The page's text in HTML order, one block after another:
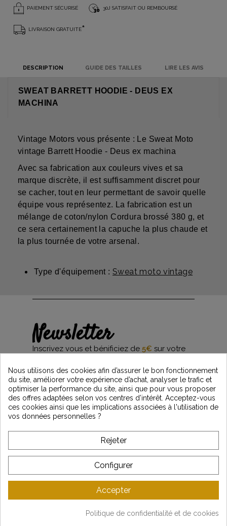
PAIEMENT SÉCURISÉ 30J SATISFAIT OU REMBOURSÉ
LIVRAISON GRATUITE*
DESCRIPTION GUIDE DES TAILLES LIRE LES AVIS
SWEAT BARRETT HOODIE - DEUS EX
MACHINA
Vintage Motors vous présente : Le Sweat Moto
vintage Barrett Hoodie - Deus ex machina
Avec sa fabrication aux couleurs vives et sa
marque discrète, il est suffisamment discret pour
se cacher, tout en leur permettant de savoir quelle
équipe vous représentez. La fabrication est un
mélange de coton/nylon Cordura brossé 380 g, et
ce sera certainement la capuche la plus chaude et
la plus tournée de votre arsenal.
Type d'équipement : Sweat moto vintage
Newsletter
Inscrivez vous et bénificiez de 5€ sur votre
et restez informés des dernières nouveautés
Vintage Motors
*Dès 99€ d'achat. En vous abonnant à notre newsletter, vous reconnaissez avoir pris
l'acceptez.
A PROPOS DE VINTAGE
SERVICE CLIENT
Gestion des données
Nous utilisons des cookies afin d’assurer le bon fonctionnement
du site, améliorer votre expérience d’achat, analyser le trafic et
optimiser la performance du site, ainsi que pour vous proposer
des offres adaptées selon vos centres d’intérêt. Acceptez-vous
ces cookies ainsi que les implications associées à l'utilisation de
vos données personnelles ?
Rejeter
Configurer
Accepter
Politique de confidentialité et de cookies